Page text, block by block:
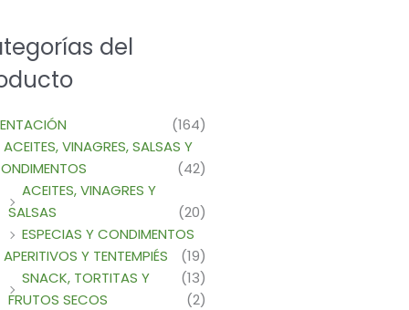
del
(164)
ACEITES, VINAGRES, SALSAS Y
(42)
ACEITES, VINAGRES Y
SALSAS
(20)
ESPECIAS Y CONDIMENTOS
(19)
APERITIVOS Y TENTEMPIÉS
(13)
SNACK, TORTITAS Y
FRUTOS SECOS
(2)